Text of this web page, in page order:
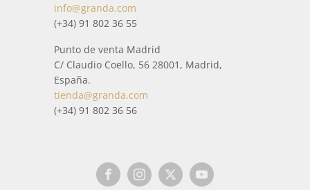
info@granda.com
(+34) 91 802 36 55
Punto de venta Madrid
C/ Claudio Coello, 56 28001, Madrid,
España.
tienda@granda.com
(+34) 91 802 36 56